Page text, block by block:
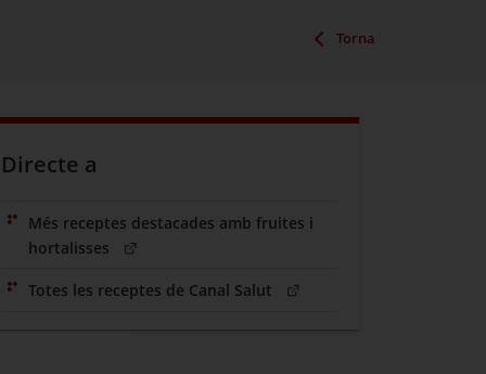
Torna
Directe a
Més receptes destacades amb fruites i
hortalisses
(Obre en una nova finestra)
Totes les receptes de Canal Salut (Obre en una nova finestra)